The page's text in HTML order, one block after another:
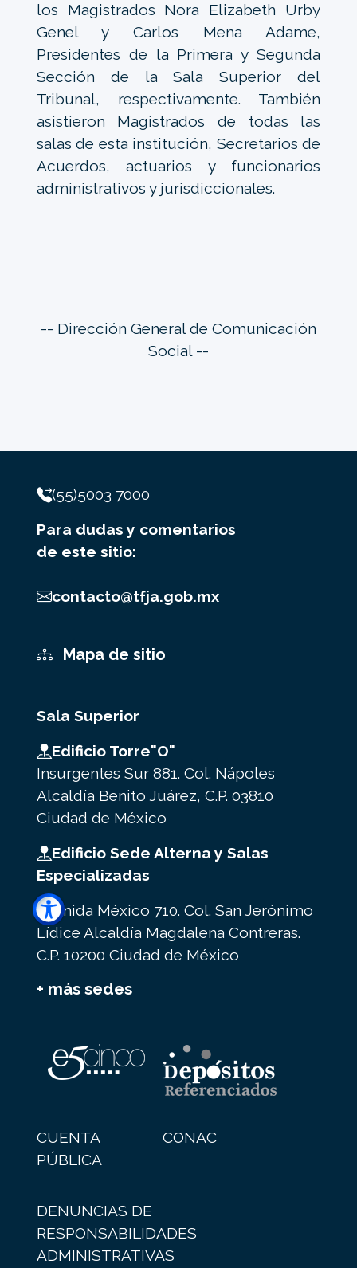
los Magistrados Nora Elizabeth Urby
Genel y Carlos Mena Adame,
Presidentes de la Primera y Segunda
Sección de la Sala Superior del
Tribunal, respectivamente. También
asistieron Magistrados de todas las
salas de esta institución, Secretarios de
Acuerdos, actuarios y funcionarios
administrativos y jurisdiccionales.
-- Dirección General de Comunicación
Social --
(55)5003 7000
Para dudas y comentarios
de este sitio:
contacto@tfja.gob.mx
Mapa de sitio
Sala Superior
Edificio Torre"O"
Insurgentes Sur 881. Col. Nápoles
Alcaldía Benito Juárez, C.P. 03810
Ciudad de México
Edificio Sede Alterna y Salas
Especializadas
Avenida México 710. Col. San Jerónimo
Lídice Alcaldía Magdalena Contreras.
C.P. 10200 Ciudad de México
+ más sedes
CUENTA
PÚBLICA
CONAC
DENUNCIAS DE
RESPONSABILIDADES
ADMINISTRATIVAS